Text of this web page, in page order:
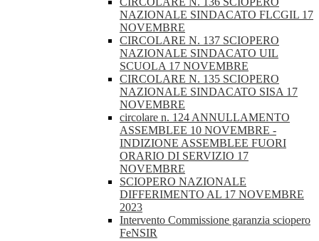
NAZIONALE SINDACATO FLCGIL 17
NOVEMBRE
CIRCOLARE N. 137 SCIOPERO
NAZIONALE SINDACATO UIL
SCUOLA 17 NOVEMBRE
CIRCOLARE N. 135 SCIOPERO
NAZIONALE SINDACATO SISA 17
NOVEMBRE
circolare n. 124 ANNULLAMENTO
ASSEMBLEE 10 NOVEMBRE -
INDIZIONE ASSEMBLEE FUORI
ORARIO DI SERVIZIO 17
NOVEMBRE
SCIOPERO NAZIONALE
DIFFERIMENTO AL 17 NOVEMBRE
2023
Intervento Commissione garanzia sciopero
FeNSIR